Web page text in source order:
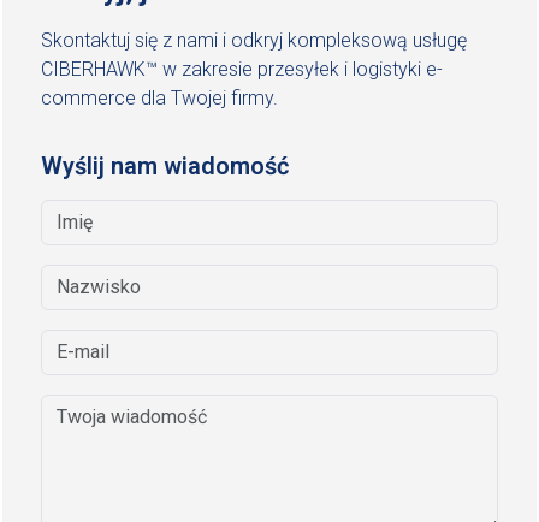
Skontaktuj się z nami i odkryj kompleksową usługę
CIBERHAWK™ w zakresie przesyłek i logistyki e-
commerce dla Twojej firmy.
Wyślij nam wiadomość